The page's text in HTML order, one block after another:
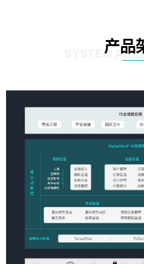
产品
SYSTEM